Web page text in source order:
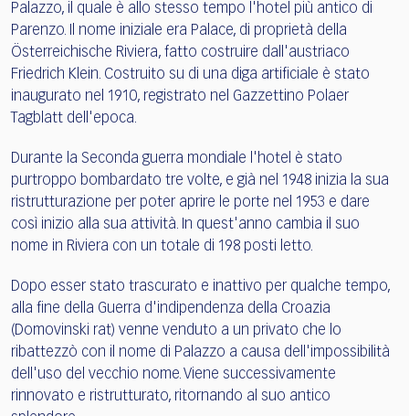
Palazzo, il quale è allo stesso tempo l'hotel più antico di
Parenzo. Il nome iniziale era Palace, di proprietà della
Österreichische Riviera, fatto costruire dall'austriaco
Friedrich Klein. Costruito su di una diga artificiale è stato
inaugurato nel 1910, registrato nel Gazzettino Polaer
Tagblatt dell'epoca.
Durante la Seconda guerra mondiale l'hotel è stato
purtroppo bombardato tre volte, e già nel 1948 inizia la sua
ristrutturazione per poter aprire le porte nel 1953 e dare
così inizio alla sua attività. In quest'anno cambia il suo
nome in Riviera con un totale di 198 posti letto.
Dopo esser stato trascurato e inattivo per qualche tempo,
alla fine della Guerra d'indipendenza della Croazia
(Domovinski rat) venne venduto a un privato che lo
ribattezzò con il nome di Palazzo a causa dell'impossibilità
dell'uso del vecchio nome. Viene successivamente
rinnovato e ristrutturato, ritornando al suo antico